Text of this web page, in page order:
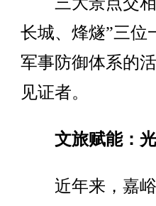
长城、烽燧”三位
军事防御体系的
见证者。
文旅赋能：
近年来，嘉峪